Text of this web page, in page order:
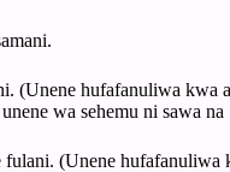
(Unene hufafanuliwa
wa sehemu ni sawa na
fulani. (Unene